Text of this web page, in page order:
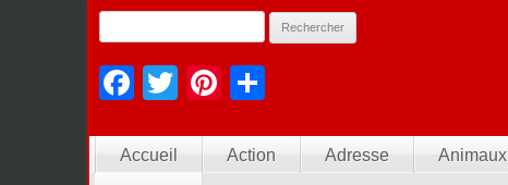
Facebook
TwitterPinterest
Accueil Action Adresse Animaux